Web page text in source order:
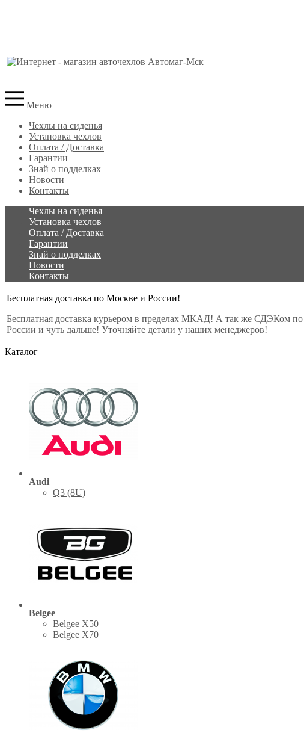
Меню
Чехлы на сиденья
Установка чехлов
Оплата / Доставка
Гарантии
Знай о подделках
Новости
Контакты
Чехлы на сиденья
Установка чехлов
Оплата / Доставка
Гарантии
Знай о подделках
Новости
Контакты
Бесплатная доставка по Москве и России!
Бесплатная доставка курьером в пределах МКАД! А так же СДЭКом по
России и чуть дальше! Уточняйте детали у наших менеджеров!
Каталог
Audi
Q3 (8U)
Belgee
Belgee X50
Belgee X70